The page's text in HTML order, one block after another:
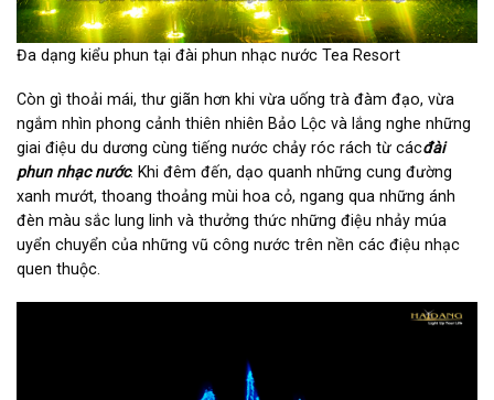
Đa dạng kiểu phun tại đài phun nhạc nước Tea Resort
Còn gì thoải mái, thư giãn hơn khi vừa uống trà đàm đạo, vừa
ngắm nhìn phong cảnh thiên nhiên Bảo Lộc và lắng nghe những
giai điệu du dương cùng tiếng nước chảy róc rách từ cácđài
phun nhạc nước. Khi đêm đến, dạo quanh những cung đường
xanh mướt, thoang thoảng mùi hoa cỏ, ngang qua những ánh
đèn màu sắc lung linh và thưởng thức những điệu nhảy múa
uyển chuyển của những vũ công nước trên nền các điệu nhạc
quen thuộc.